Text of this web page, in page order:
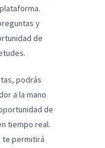
y
de
podrás
a la mano
de
tiempo real.
te permitirá